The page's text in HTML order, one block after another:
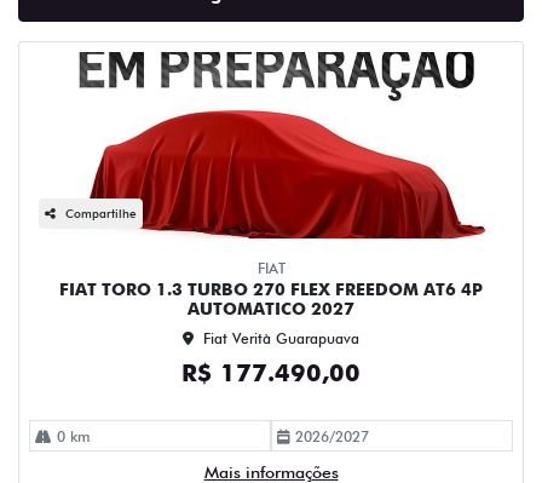
Compartilhe
FIAT
FIAT TORO 1.3 TURBO 270 FLEX FREEDOM AT6 4P
AUTOMATICO 2027
Fiat Verità Guarapuava
R$ 177.490,00
0 km 2026/2027
Mais informações